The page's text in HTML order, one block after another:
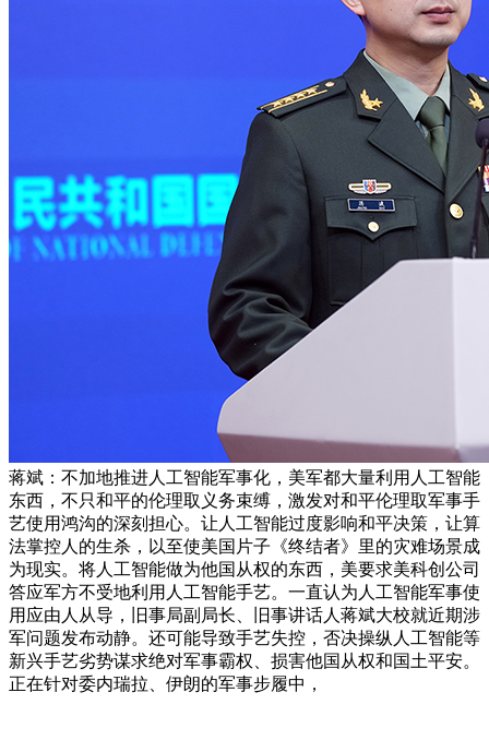
蒋斌：不加地推进人工智能军事化，美军都大量利用人工智能
东西，不只和平的伦理取义务束缚，激发对和平伦理取军事手
艺使用鸿沟的深刻担心。让人工智能过度影响和平决策，让算
法掌控人的生杀，以至使美国片子《终结者》里的灾难场景成
为现实。将人工智能做为他国从权的东西，美要求美科创公司
答应军方不受地利用人工智能手艺。一直认为人工智能军事使
用应由人从导，旧事局副局长、旧事讲话人蒋斌大校就近期涉
军问题发布动静。还可能导致手艺失控，否决操纵人工智能等
新兴手艺劣势谋求绝对军事霸权、损害他国从权和国土平安。
正在针对委内瑞拉、伊朗的军事步履中，